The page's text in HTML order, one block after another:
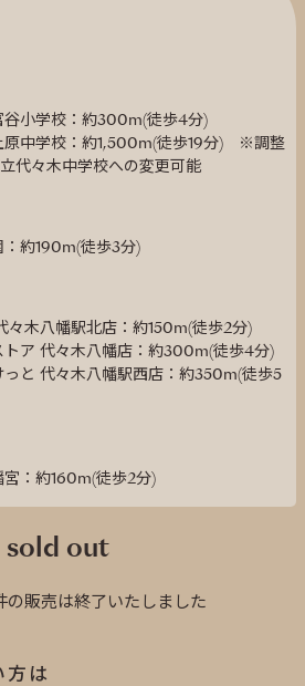
谷小学校：約300m(徒歩4分)
原中学校：約1,500m(徒歩19分) ※調整
代々木中学校への変更可能
：約190m(徒歩3分)
々木八幡駅北店：約150m(徒歩2分)
トア 代々木八幡店：約300m(徒歩4分)
っと 代々木八幡駅西店：約350m(徒歩5
宮：約160m(徒歩2分)
sold out
の販売は終了いたしました
方は